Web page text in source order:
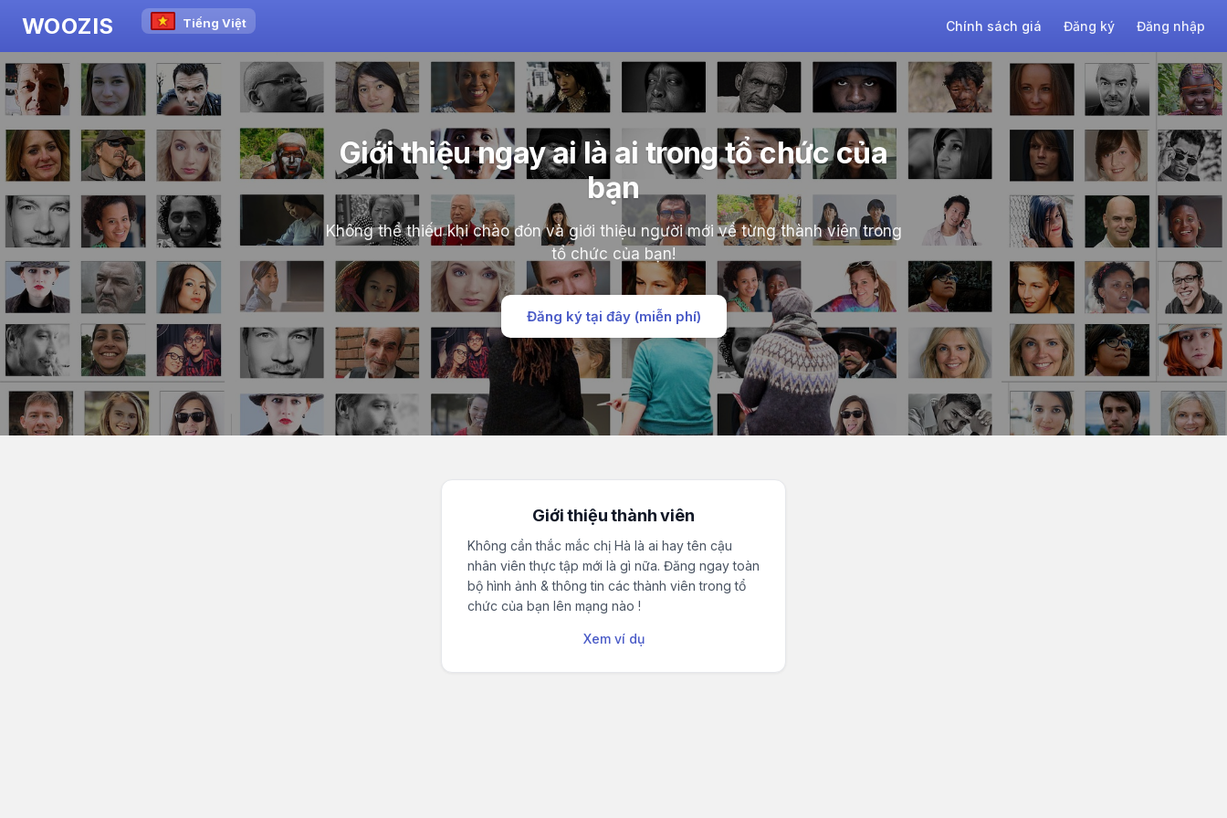
WOOZIS Tiếng Việt Chính sách giá Đăng ký Đăng nhập
Giới thiệu ngay ai là ai trong tổ chức của
bạn
Không thể thiếu khi chào đón và giới thiệu người mới về từng thành viên trong
tổ chức của bạn!
Đăng ký tại đây (miễn phí)
Giới thiệu thành viên
Không cần thắc mắc chị Hà là ai hay tên cậu
nhân viên thực tập mới là gì nữa. Đăng ngay toàn
bộ hình ảnh & thông tin các thành viên trong tổ
chức của bạn lên mạng nào !
Xem ví dụ